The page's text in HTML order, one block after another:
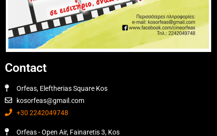
Contact
Orfeas, Eleftherias Square Kos
kosorfeas@gmail.com
+30 2242049748
Orfeas - Open Air, Fainaretis 3, Kos